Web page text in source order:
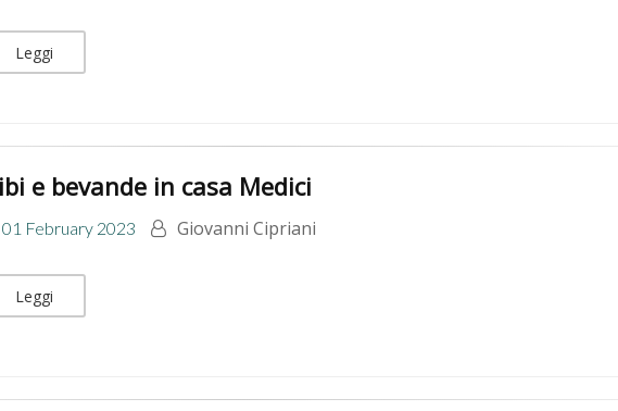
Leggi
e bevande in casa Medici
01 February 2023 Giovanni Cipriani
Leggi